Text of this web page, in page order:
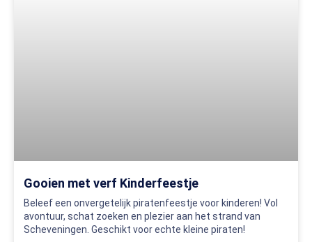
Gooien met verf Kinderfeestje
Beleef een onvergetelijk piratenfeestje voor kinderen! Vol
avontuur, schat zoeken en plezier aan het strand van
Scheveningen. Geschikt voor echte kleine piraten!